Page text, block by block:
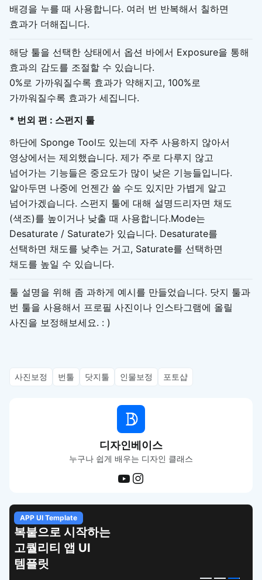
배경을 누를 때 사용합니다. 여러 번 반복해서 칠하면
효과가 더해집니다.
해당 툴을 선택한 상태에서 옵션 바에서 Exposure을 통해
효과의 감도를 조절할 수 있습니다.
0%로 가까워질수록 효과가 약해지고, 100%로
가까워질수록 효과가 세집니다.
* 번외 편 : 스펀지 툴
하단에 Sponge Tool도 있는데 자주 사용하지 않아서
영상에서는 제외했습니다. 제가 주로 다루지 않고
넘어가는 기능들은 중요도가 많이 낮은 기능들입니다.
알아두면 나중에 언젠간 쓸 수도 있지만 가볍게 알고
넘어가겠습니다. 스펀지 툴에 대해 설명드리자면 채도
(색조)를 높이거나 낮출 때 사용합니다.Mode는
Desaturate / Saturate가 있습니다. Desaturate를
선택하면 채도를 낮추는 거고, Saturate를 선택하면
채도를 높일 수 있습니다.
툴 설명을 위해 좀 과하게 예시를 만들었습니다. 닷지 툴과
번 툴을 사용해서 프로필 사진이나 인스타그램에 올릴
사진을 보정해보세요. : )
사진보정 번툴 닷지툴 인물보정 포토샵
디자인베이스
누구나 쉽게 배우는 디자인 클래스
피그마로 시작하는
상세페이지 템플릿